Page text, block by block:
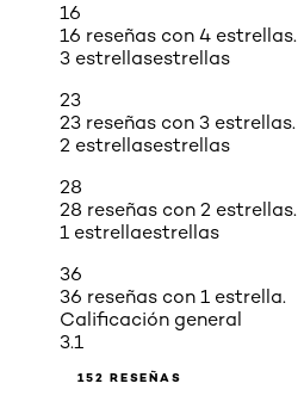
16
16 reseñas con 4 estrellas.
3 estrellasestrellas
23
23 reseñas con 3 estrellas.
2 estrellasestrellas
28
28 reseñas con 2 estrellas.
1 estrellaestrellas
36
36 reseñas con 1 estrella.
Calificación general
3.1
152 RESEÑAS